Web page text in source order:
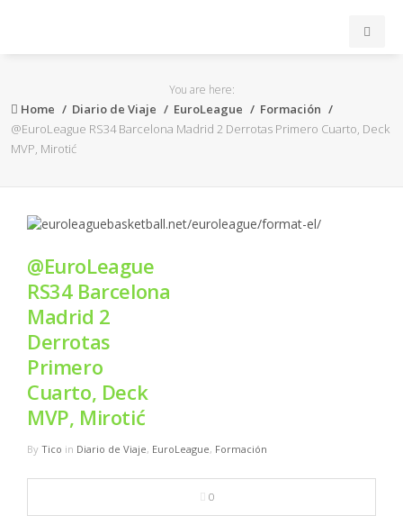
ACB
FEB
FIBA
OTROS
FORMACIÓN
NBA
MULTIMEDIA
You are here:
Home Diario de Viaje EuroLeague
Formación
@EuroLeague RS34 Barcelona Madrid 2 Derrotas Primero Cuarto, Deck
MVP, Mirotić
@EuroLeague
RS34 Barcelona
Madrid 2
Derrotas
Primero
Cuarto, Deck
MVP, Mirotić
By Tico in Diario de Viaje, EuroLeague, Formación
0